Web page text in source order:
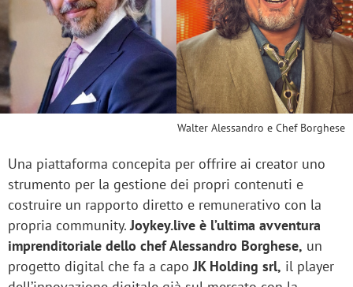
Walter Alessandro e Chef Borghese
Una piattaforma concepita per offrire ai creator uno
strumento per la gestione dei propri contenuti e
costruire un rapporto diretto e remunerativo con la
propria community.Joykey.live è l’ultima avventura
imprenditoriale dello chef Alessandro Borghese, un
progetto digital che fa a capoJK Holding srl, il player